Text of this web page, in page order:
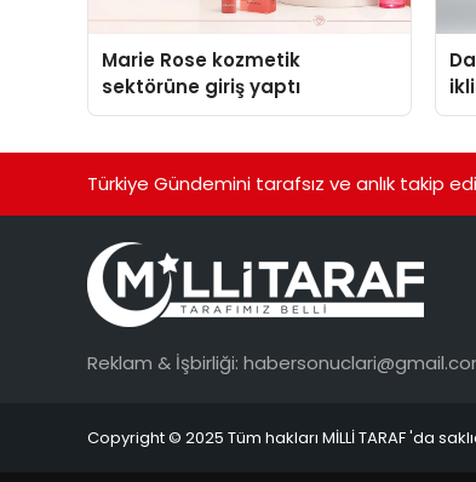
Marie Rose kozmetik
sektörüne giriş yaptı
Türkiye Gündemini tarafsız ve anlık takip
Reklam & İşbirliği:
Copyright © 2025 Tüm hakları MİLLİ TARAF 'da